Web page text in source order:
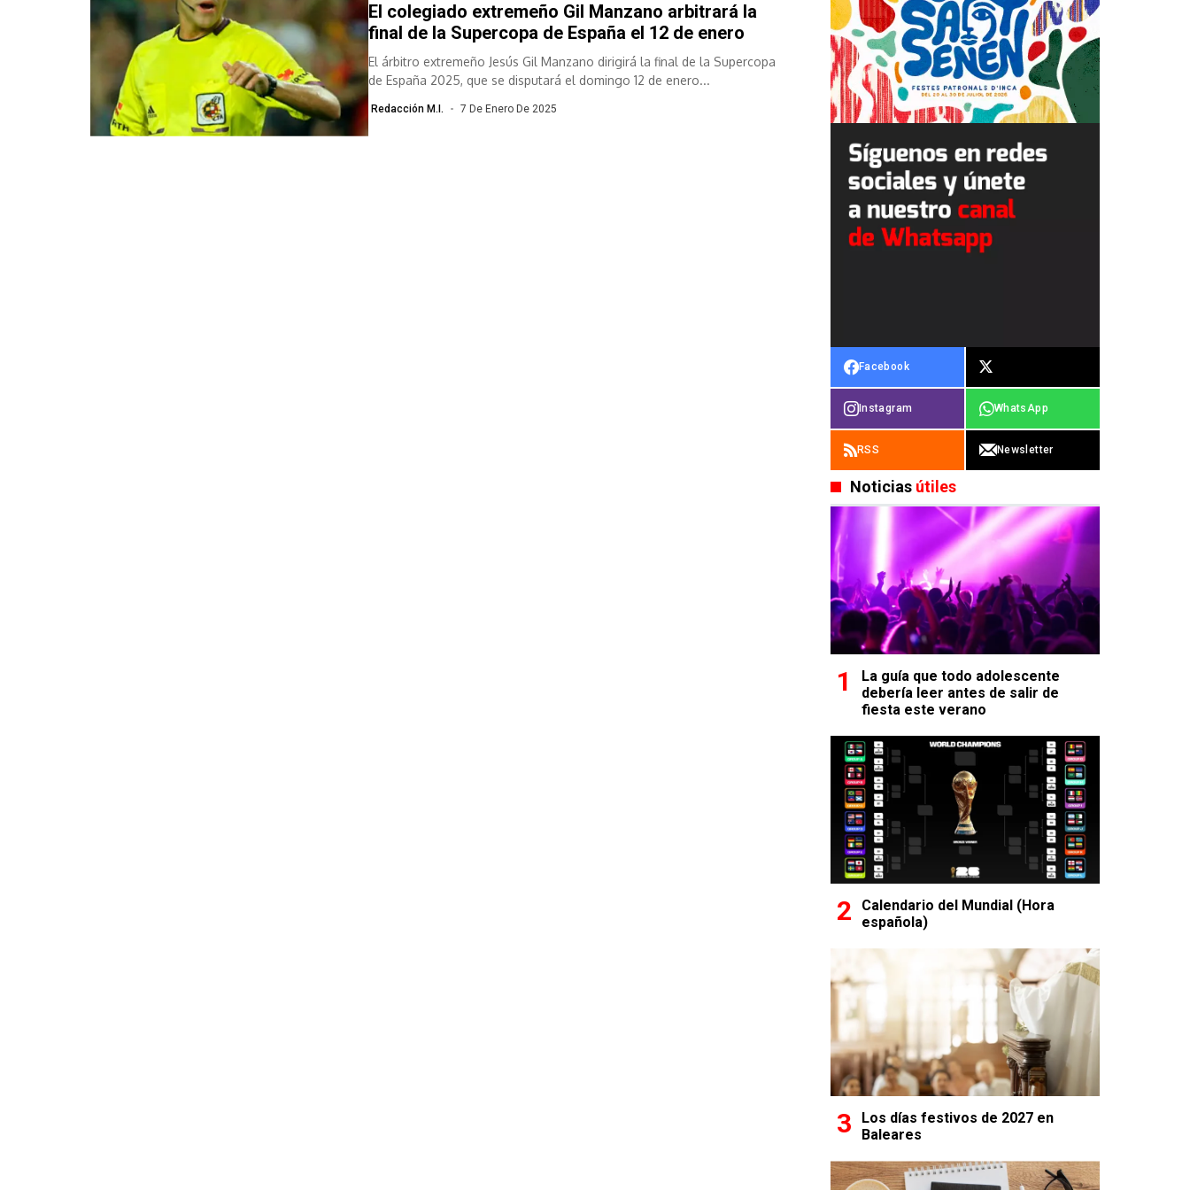
El colegiado extremeño Gil Manzano arbitrará la
final de la Supercopa de España el 12 de enero
El árbitro extremeño Jesús Gil Manzano dirigirá la final de la Supercopa
de España 2025, que se disputará el domingo 12 de enero...
Redacción M.I. 7 De Enero De 2025
Facebook
Instagram WhatsApp
RSS Newsletter
Noticias útiles
La guía que todo adolescente
debería leer antes de salir de
fiesta este verano
Calendario del Mundial (Hora
española)
Los días festivos de 2027 en
Baleares